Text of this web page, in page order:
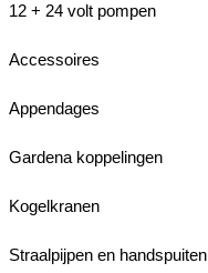
12 + 24 volt pompen
Accessoires
Appendages
Gardena koppelingen
Kogelkranen
Straalpijpen en handspuiten